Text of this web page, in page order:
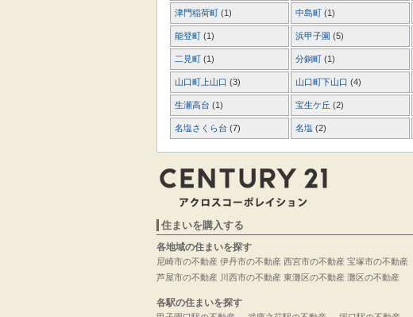
津門稲荷町 (1) 中島町 (1)
能登町 (1) 浜甲子園 (5)
二見町 (1) 分銅町 (1)
山口町上山口 (3) 山口町下山口 (4)
生瀬高台 (1) 宝生ケ丘 (2)
名塩さくら台 (7) 名塩 (2)
住まいを購入する
各地域の住まいを探す
尼崎市の不動産
芦屋市の不動産
伊丹市の不動産
川西市の不動産
西宮市の不動産
東灘区の不動産
宝塚市の不動産
灘区の不動産
各駅の住まいを探す